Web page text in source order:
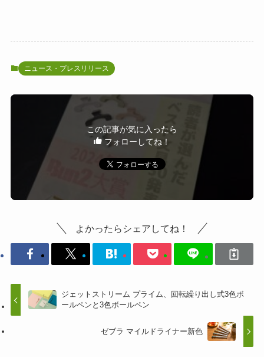
ニュース・プレスリリース
この記事が気に入ったら
フォローしてね！
よかったらシェアしてね！
ジェットストリーム プライム、回転繰り出し式3色ボ
ールペンと3色ボールペン
ゼブラ マイルドライナー新色